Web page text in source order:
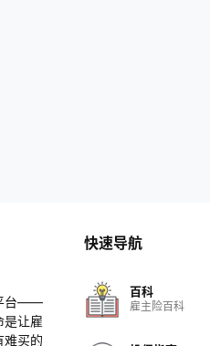
台——
是让雇
难买的
快速导航
百科
雇主险百科